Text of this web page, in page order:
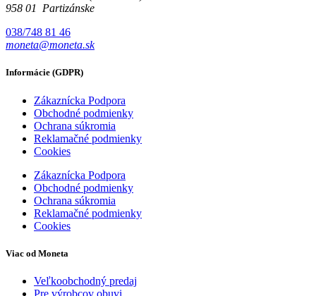
958 01 Partizánske
038/748 81 46
moneta@moneta.sk
Informácie (GDPR)
Zákaznícka Podpora
Obchodné podmienky
Ochrana súkromia
Reklamačné podmienky
Cookies
Zákaznícka Podpora
Obchodné podmienky
Ochrana súkromia
Reklamačné podmienky
Cookies
Viac od Moneta
Veľkoobchodný predaj
Pre výrobcov obuvi